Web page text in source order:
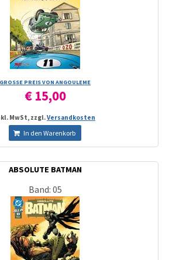
GROSSE PREIS VON ANGOULEME
€ 15,00
MwSt, zzgl.Versandkosten
In den Warenkorb
ABSOLUTE BATMAN
Band: 05